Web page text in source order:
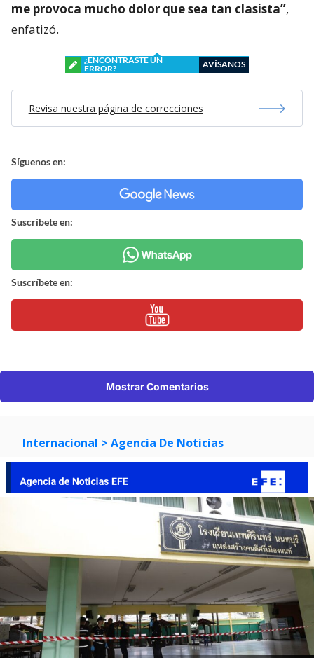
me provoca mucho dolor que sea tan clasista”,
enfatizó.
¿ENCONTRASTE UN
ERROR?
AVÍSANOS
Revisa nuestra página de correcciones
Síguenos en:
Suscríbete en:
Suscríbete en:
Mostrar Comentarios
Internacional > Agencia De Noticias